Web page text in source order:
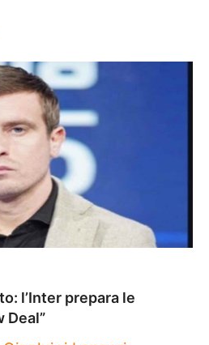
l’Inter prepara le
Deal”